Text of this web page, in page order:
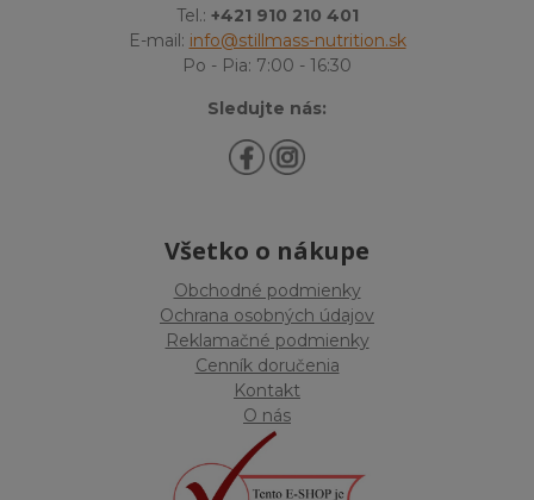
Tel.: +421 910 210 401
E-mail: info@stillmass-nutrition.sk
Po - Pia: 7:00 - 16:30
Sledujte nás:
Všetko o nákupe
Obchodné podmienky
Ochrana osobných údajov
Reklamačné podmienky
Cenník doručenia
Kontakt
O nás